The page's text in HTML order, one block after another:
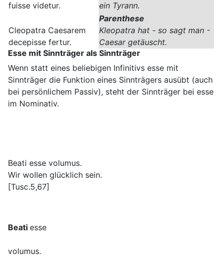
fuisse videtur.
ein Tyrann.
Cleopatra Caesarem
decepisse fertur.
Parenthese
Kleopatra hat - so sagt man -
Caesar getäuscht.
Esse mit Sinnträger als Sinnträger
Wenn statt eines beliebigen Infinitivs esse mit
Sinnträger die Funktion eines Sinnträgers ausübt (auch
bei persönlichem Passiv), steht der Sinnträger bei esse
im Nominativ.
Beati esse volumus.
Wir wollen glücklich sein.
[Tusc.5,67]
Beati esse
volumus.